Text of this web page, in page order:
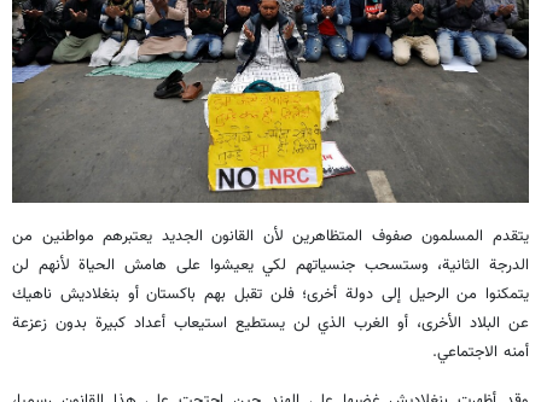
يتقدم المسلمون صفوف المتظاهرين لأن القانون الجديد يعتبرهم مواطنين من
الدرجة الثانية، وستسحب جنسياتهم لكي يعيشوا على هامش الحياة لأنهم لن
يتمكنوا من الرحيل إلى دولة أخرى؛ فلن تقبل بهم باكستان أو بنغلاديش ناهيك
عن البلاد الأخرى، أو الغرب الذي لن يستطيع استيعاب أعداد كبيرة بدون زعزعة
أمنه الاجتماعي.